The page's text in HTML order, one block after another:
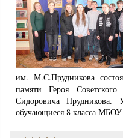
им. М.С.Прудникова
памяти Героя
Сидоровича Прудникова.
обучающиеся 8 класса